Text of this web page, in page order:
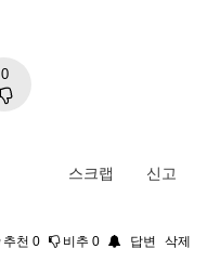
0
스크랩 신고
추천 0 비추 0 답변 삭제